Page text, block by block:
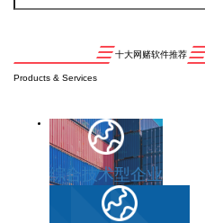
十大网赌软件推荐
Products & Services
综合技术型企业